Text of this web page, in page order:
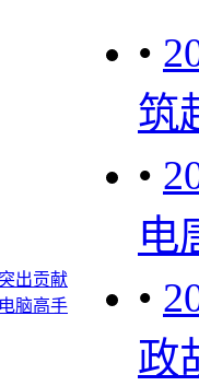
•
筑
•
电
•
政